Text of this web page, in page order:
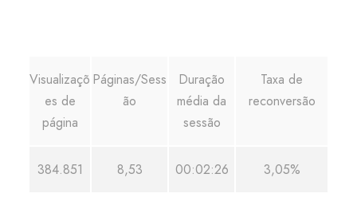
Visualizaçõ
es de
página
Páginas/Sess
ão
Duração
média da
sessão
Taxa de
reconversão
384.851 8,53 00:02:26 3,05%